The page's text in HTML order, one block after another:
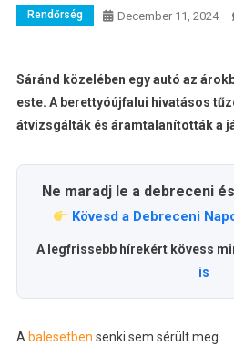
Rendőrség December 11, 2024
Sáránd közelében egy autó az
este. A berettyóújfalui hivatásos
átvizsgálták és áramtalanították a
Ne maradj le a debreceni
Kövesd a Debreceni
A legfrissebb hírekért kövess
is
A balesetben senki sem sérült meg.